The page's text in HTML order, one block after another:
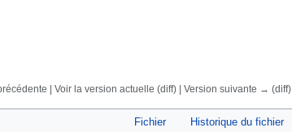
| Voir la version actuelle (diff) | Version suivante → (diff)
Fichier Historique du fichier